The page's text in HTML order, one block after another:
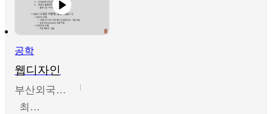
공학
웹디자인
부산외국어대학교
최진오